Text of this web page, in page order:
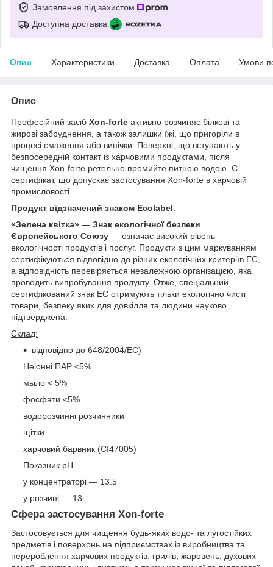
Замовлення під захистом
Доступна доставка
Опис Характеристики Доставка Оплата Умови
Опис
Професійний засіб Xon-forte активно розчиняє білкові та
жирові забруднення, а також залишки їжі, що пригоріли в
процесі смаження або випічки. Поверхні, що вступають у
безпосередній контакт із харчовими продуктами, після
чищення Xon-forte ретельно промийте питною водою. Є
сертифікат, що допускає застосування Xon-forte в харчовій
промисловості.
Продукт відзначений знаком Ecolabel.
«Зелена квітка» — Знак екологічної безпеки
Європейського Союзу — означає високий рівень
екологічності продуктів і послуг. Продукти з цим маркуванням
сертифікуються відповідно до різних екологічних критеріїв EC,
а відповідність перевіряється незалежною організацією, яка
проводить випробування продукту. Отже, спеціальний
сертифікований знак EC отримують тільки екологічно чисті
товари, безпеку яких для довкілля та людини науково
підтверджена.
Склад:
відповідно до 648/2004/EС)
Неіонні ПАР <5%
мыло < 5%
фосфати <5%
водорозчинні розчинники
щітки
харчовий барвник (CI47005)
Показник pH
у концентраторі — 13.5
у розчині — 13
Сфера застосування Xon-forte
Застосовується для чищення будь-яких водо- та лугостійких
предметів і поверхонь на підприємствах із виробництва та
перероблення харчових продуктів: грилів, жаровень, духових